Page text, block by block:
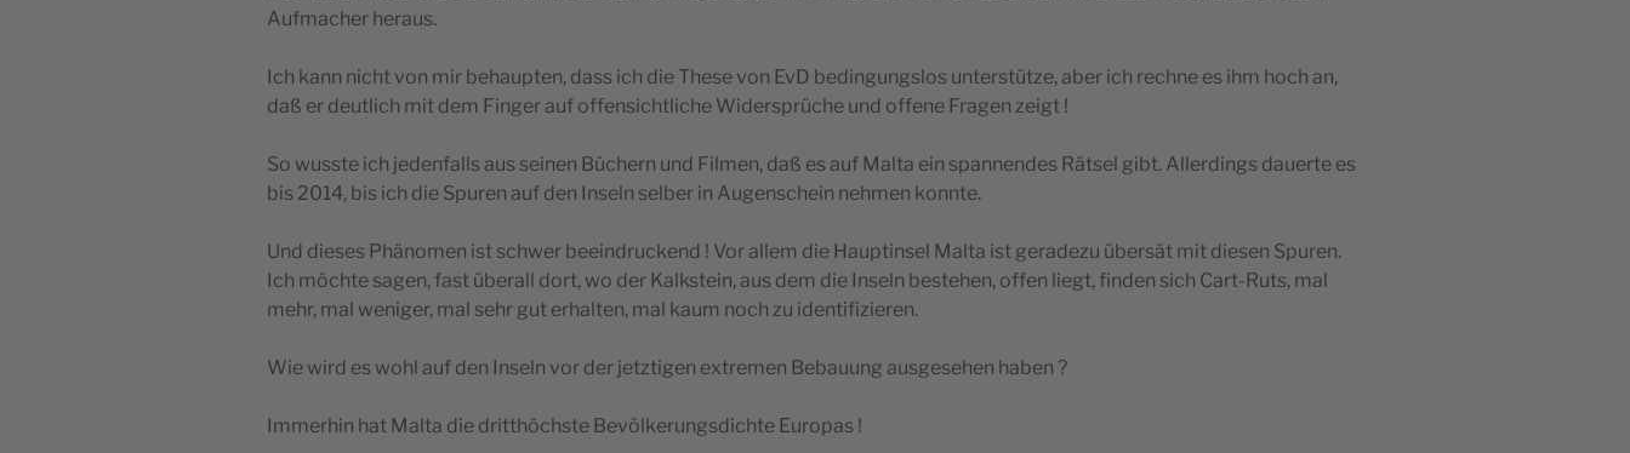
Aufmacher heraus.
Ich kann nicht von mir behaupten, dass ich die These von EvD bedingungslos unterstütze, aber ich rechne es ihm hoch an,
daß er deutlich mit dem Finger auf offensichtliche Widersprüche und offene Fragen zeigt !
So wusste ich jedenfalls aus seinen Büchern und Filmen, daß es auf Malta ein spannendes Rätsel gibt. Allerdings dauerte es
bis 2014, bis ich die Spuren auf den Inseln selber in Augenschein nehmen konnte.
Und dieses Phänomen ist schwer beeindruckend ! Vor allem die Hauptinsel Malta ist geradezu übersät mit diesen Spuren.
Ich möchte sagen, fast überall dort, wo der Kalkstein, aus dem die Inseln bestehen, offen liegt, finden sich Cart-Ruts, mal
mehr, mal weniger, mal sehr gut erhalten, mal kaum noch zu identifizieren.
Wie wird es wohl auf den Inseln vor der jetztigen extremen Bebauung ausgesehen haben ?
Immerhin hat Malta die dritthöchste Bevölkerungsdichte Europas !